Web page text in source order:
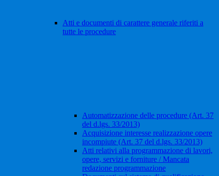
Atti e documenti di carattere generale riferiti a
tutte le procedure
Automatizzazione delle procedure (Art. 37
del d.lgs. 33/2013)
Acquisizione interesse realizzazione opere
incompiute (Art. 37 del d.lgs. 33/2013)
Atti relativi alla programmazione di lavori,
opere, servizi e forniture / Mancata
redazione programmazione